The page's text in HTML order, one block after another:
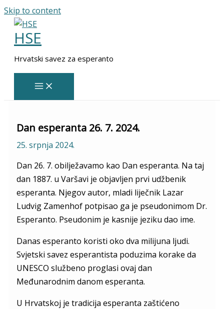
Skip to content
HSE
Hrvatski savez za esperanto
Dan esperanta 26. 7. 2024.
25. srpnja 2024.
Dan 26. 7. obilježavamo kao Dan esperanta. Na taj
dan 1887. u Varšavi je objavljen prvi udžbenik
esperanta. Njegov autor, mladi liječnik Lazar
Ludvig Zamenhof potpisao ga je pseudonimom Dr.
Esperanto. Pseudonim je kasnije jeziku dao ime.
Danas esperanto koristi oko dva milijuna ljudi.
Svjetski savez esperantista poduzima korake da
UNESCO službeno proglasi ovaj dan
Međunarodnim danom esperanta.
U Hrvatskoj je tradicija esperanta zaštićeno